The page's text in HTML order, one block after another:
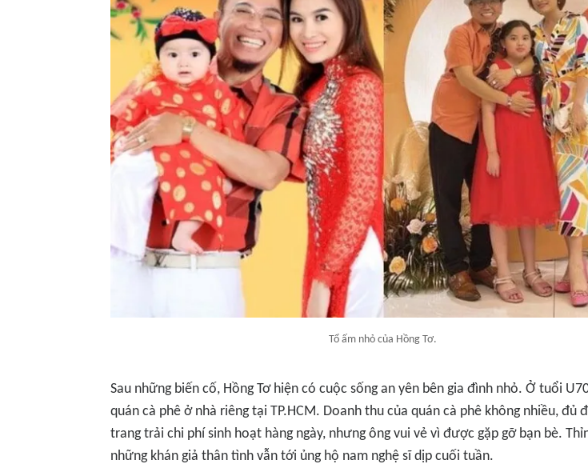
Tổ ấm nhỏ của Hồng Tơ.
Sau những biến cố, Hồng Tơ hiện có cuộc sống an yên bên gia đình nhỏ. Ở tuổi
quán cà phê ở nhà riêng tại TP.HCM. Doanh thu của quán cà phê không nhiều, đủ
trang trải chi phí sinh hoạt hàng ngày, nhưng ông vui vẻ vì được gặp gỡ bạn bè.
những khán giả thân tình vẫn tới ủng hộ nam nghệ sĩ dịp cuối tuần.